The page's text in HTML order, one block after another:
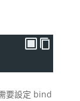
要設定 bind